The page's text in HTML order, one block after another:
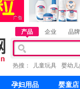
产品 企业 品牌
热搜： 儿童玩具 婴幼
孕妇用品 婴童店